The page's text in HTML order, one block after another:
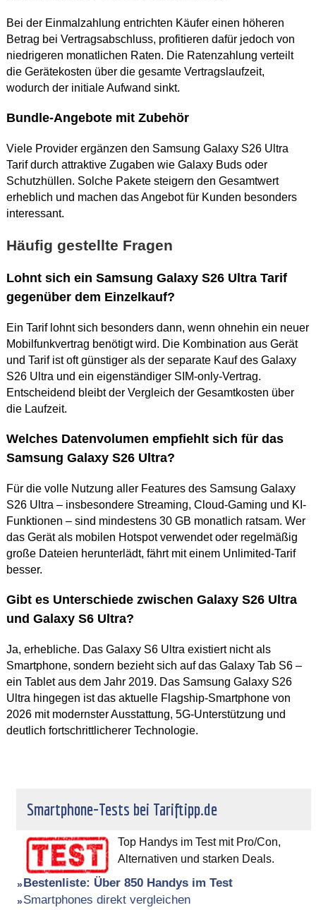
Bei der Einmalzahlung entrichten Käufer einen höheren
Betrag bei Vertragsabschluss, profitieren dafür jedoch von
niedrigeren monatlichen Raten. Die Ratenzahlung verteilt
die Gerätekosten über die gesamte Vertragslaufzeit,
wodurch der initiale Aufwand sinkt.
Bundle-Angebote mit Zubehör
Viele Provider ergänzen den Samsung Galaxy S26 Ultra
Tarif durch attraktive Zugaben wie Galaxy Buds oder
Schutzhüllen. Solche Pakete steigern den Gesamtwert
erheblich und machen das Angebot für Kunden besonders
interessant.
Häufig gestellte Fragen
Lohnt sich ein Samsung Galaxy S26 Ultra Tarif
gegenüber dem Einzelkauf?
Ein Tarif lohnt sich besonders dann, wenn ohnehin ein neuer
Mobilfunkvertrag benötigt wird. Die Kombination aus Gerät
und Tarif ist oft günstiger als der separate Kauf des Galaxy
S26 Ultra und ein eigenständiger SIM-only-Vertrag.
Entscheidend bleibt der Vergleich der Gesamtkosten über
die Laufzeit.
Welches Datenvolumen empfiehlt sich für das
Samsung Galaxy S26 Ultra?
Für die volle Nutzung aller Features des Samsung Galaxy
S26 Ultra – insbesondere Streaming, Cloud-Gaming und KI-
Funktionen – sind mindestens 30 GB monatlich ratsam. Wer
das Gerät als mobilen Hotspot verwendet oder regelmäßig
große Dateien herunterlädt, fährt mit einem Unlimited-Tarif
besser.
Gibt es Unterschiede zwischen Galaxy S26 Ultra
und Galaxy S6 Ultra?
Ja, erhebliche. Das Galaxy S6 Ultra existiert nicht als
Smartphone, sondern bezieht sich auf das Galaxy Tab S6 –
ein Tablet aus dem Jahr 2019. Das Samsung Galaxy S26
Ultra hingegen ist das aktuelle Flagship-Smartphone von
2026 mit modernster Ausstattung, 5G-Unterstützung und
deutlich fortschrittlicherer Technologie.
Smartphone-Tests bei Tariftipp.de
Top Handys im Test mit Pro/Con,
Alternativen und starken Deals.
Bestenliste: Über 850 Handys im Test
Smartphones direkt vergleichen